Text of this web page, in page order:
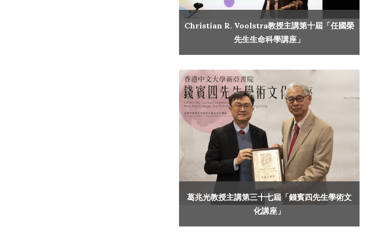
Christian R. Voolstra教授主講第十屆「任國榮
先生生命科學講座」
葛兆光教授主講第三十七屆「錢賓四先生學術文
化講座」